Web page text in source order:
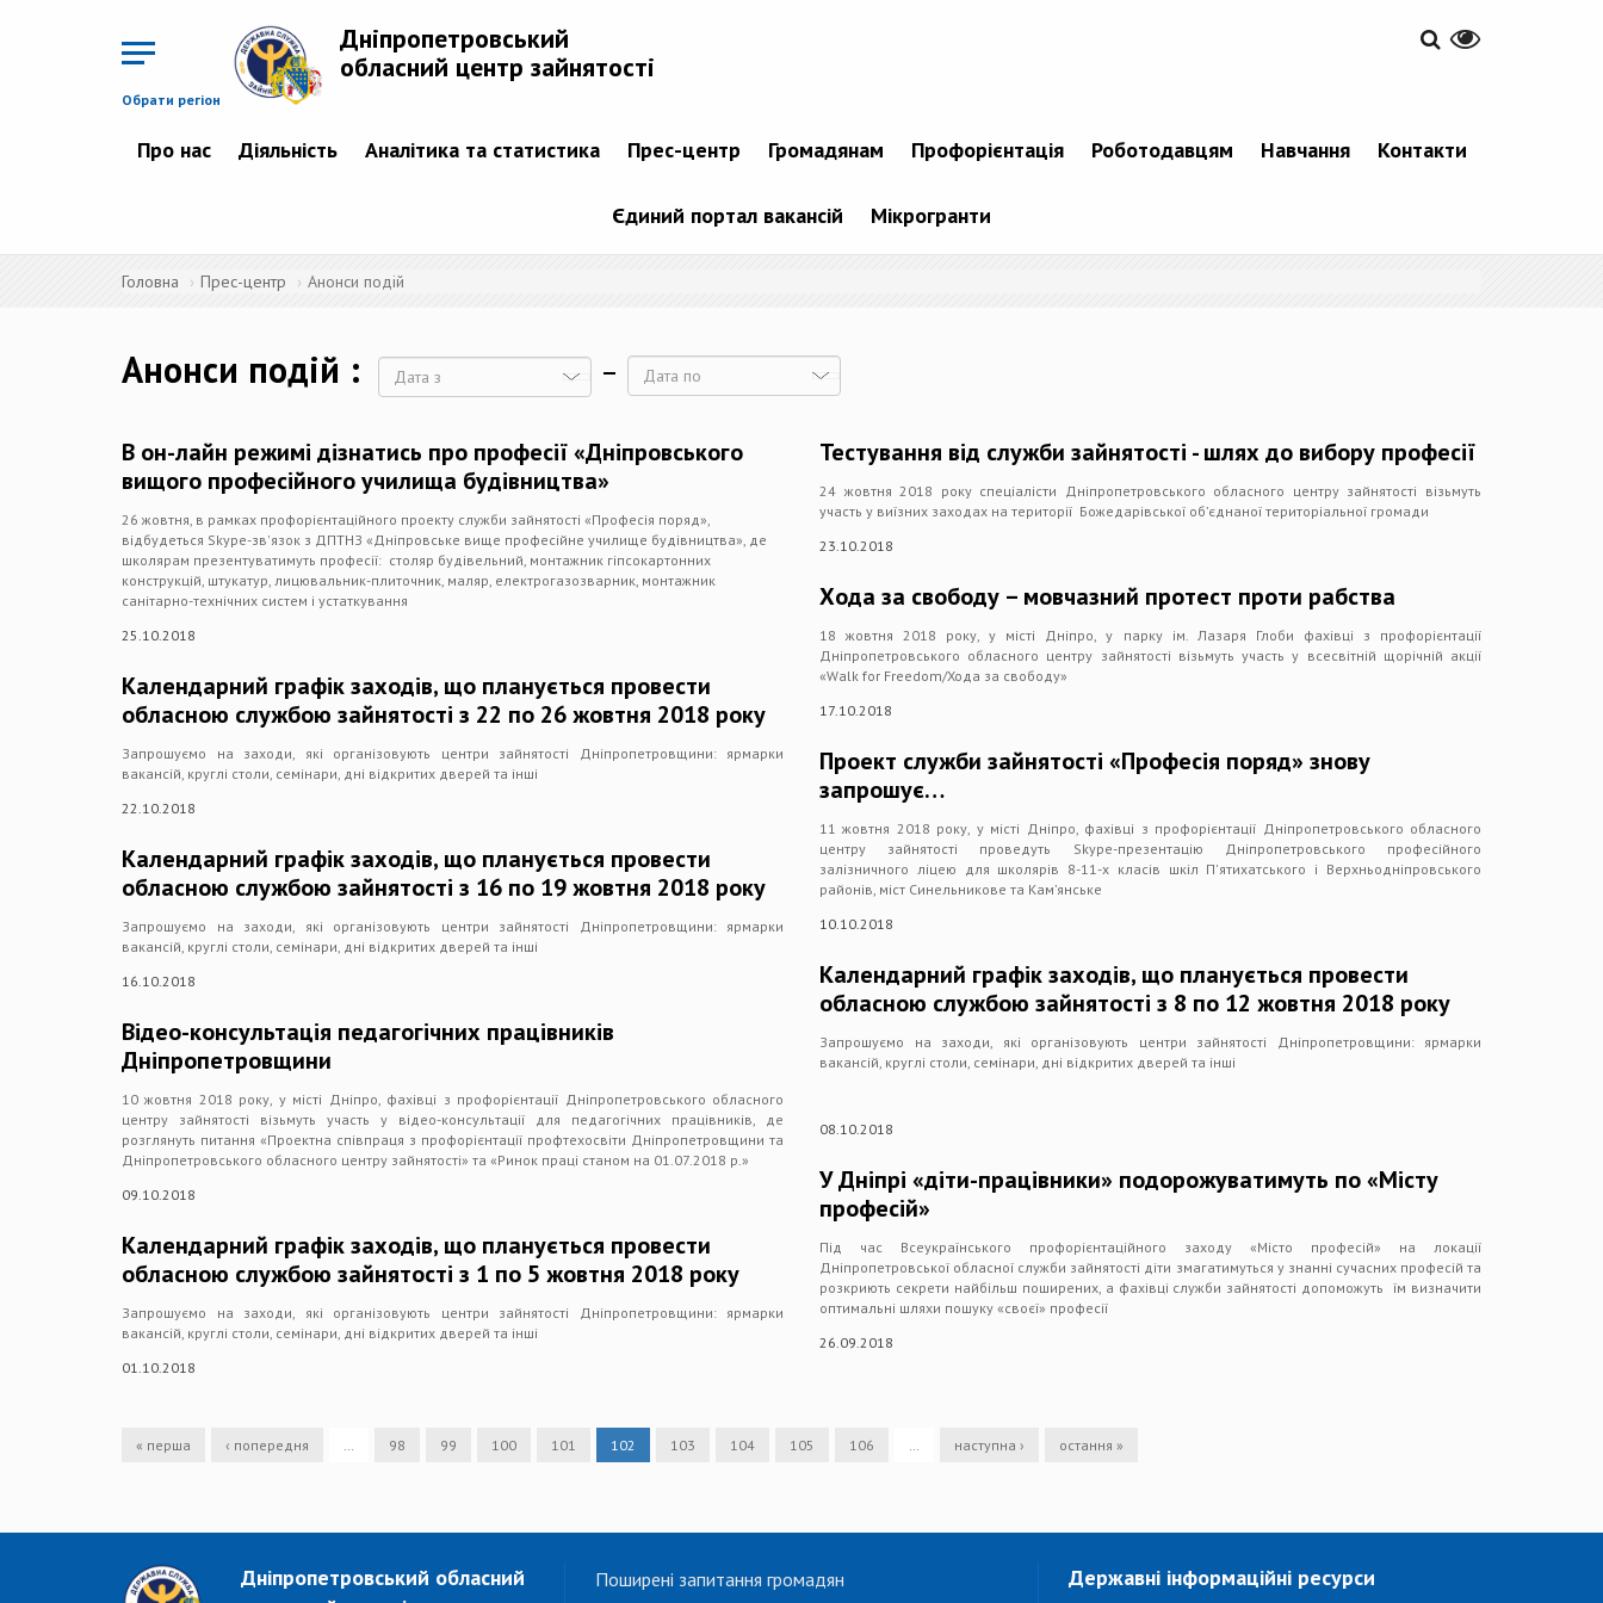
Обрати регіон
Дніпропетровський
обласний центр зайнятості
Про нас Діяльність Аналітика та статистика Прес-центр Громадянам Профорієнтація Роботодавцям Навчання Контакти
Єдиний портал вакансій Мікрогранти
Головна Прес-центр Анонси подій
Анонси подій
В он-лайн режимі дізнатись про професії «Дніпровського
вищого професійного училища будівництва»
26 жовтня, в рамках профорієнтаційного проекту служби зайнятості «Професія поряд»,
відбудеться Skype-зв'язок з ДПТНЗ «Дніпровське вище професійне училище будівництва», де
школярам презентуватимуть професії: столяр будівельний, монтажник гіпсокартонних
конструкцій, штукатур, лицювальник-плиточник, маляр, електрогазозварник, монтажник
санітарно-технічних систем і устаткування
25.10.2018
Календарний графік заходів, що планується провести
обласною службою зайнятості з 22 по 26 жовтня 2018 року
Запрошуємо на заходи, які організовують центри зайнятості Дніпропетровщини: ярмарки
вакансій, круглі столи, семінари, дні відкритих дверей та інші
22.10.2018
Календарний графік заходів, що планується провести
обласною службою зайнятості з 16 по 19 жовтня 2018 року
Запрошуємо на заходи, які організовують центри зайнятості Дніпропетровщини: ярмарки
вакансій, круглі столи, семінари, дні відкритих дверей та інші
16.10.2018
Відео-консультація педагогічних працівників
Дніпропетровщини
10 жовтня 2018 року, у місті Дніпро, фахівці з профорієнтації Дніпропетровського обласного
центру зайнятості візьмуть участь у відео-консультації для педагогічних працівників, де
розглянуть питання «Проектна співпраця з профорієнтації профтехосвіти Дніпропетровщини та
Дніпропетровського обласного центру зайнятості» та «Ринок праці станом на 01.07.2018 р.»
09.10.2018
Календарний графік заходів, що планується провести
обласною службою зайнятості з 1 по 5 жовтня 2018 року
Запрошуємо на заходи, які організовують центри зайнятості Дніпропетровщини: ярмарки
вакансій, круглі столи, семінари, дні відкритих дверей та інші
01.10.2018
Тестування від служби зайнятості - шлях до вибору професії
24 жовтня 2018 року спеціалісти Дніпропетровського обласного центру зайнятості візьмуть
участь у виїзних заходах на території Божедарівської об’єднаної територіальної громади
23.10.2018
Хода за свободу – мовчазний протест проти рабства
18 жовтня 2018 року, у місті Дніпро, у парку ім. Лазаря Глоби фахівці з профорієнтації
Дніпропетровського обласного центру зайнятості візьмуть участь у всесвітній щорічній акції
«Walk for Freedom/Хода за свободу»
17.10.2018
Проект служби зайнятості «Професія поряд» знову
запрошує…
11 жовтня 2018 року, у місті Дніпро, фахівці з профорієнтації Дніпропетровського обласного
центру зайнятості проведуть Skype-презентацію Дніпропетровського професійного
залізничного ліцею для школярів 8-11-х класів шкіл П'ятихатського і Верхньодніпровського
районів, міст Синельникове та Кам’янське
10.10.2018
Календарний графік заходів, що планується провести
обласною службою зайнятості з 8 по 12 жовтня 2018 року
Запрошуємо на заходи, які організовують центри зайнятості Дніпропетровщини: ярмарки
вакансій, круглі столи, семінари, дні відкритих дверей та інші
08.10.2018
У Дніпрі «діти-працівники» подорожуватимуть по «Місту
професій»
Під час Всеукраїнського профорієнтаційного заходу «Місто професій» на локації
Дніпропетровської обласної служби зайнятості діти змагатимуться у знанні сучасних професій та
розкриють секрети найбільш поширених, а фахівці служби зайнятості допоможуть їм визначити
оптимальні шляхи пошуку «своєї» професії
26.09.2018
« перша ‹ попередня … 98 99 100 101 102 103 104 105 106 … наступна › остання »
Дніпропетровський обласний
Поширені запитання громадян
Державні інформаційні ресурси